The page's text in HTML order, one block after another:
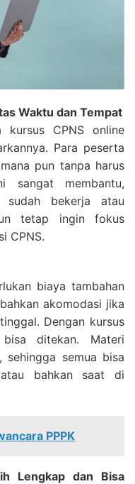
Waktu dan Tempat
kursus CPNS online
Para peserta
pun tanpa harus
membantu,
bekerja atau
tetap ingin fokus
CPNS.
biaya tambahan
akomodasi jika
Dengan kursus
ditekan. Materi
semua bisa
bahkan saat di
PPPK
Lengkap dan Bisa